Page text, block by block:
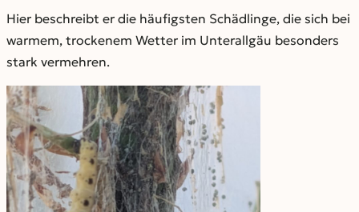
Hier beschreibt er die häufigsten Schädlinge, die sich bei
warmem, trockenem Wetter im Unterallgäu besonders
stark vermehren.